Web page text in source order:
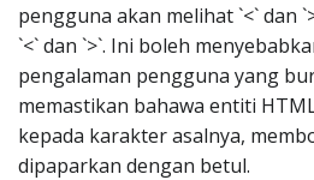
pengguna akan melihat `<` dan
`<` dan `>`. Ini boleh
pengalaman pengguna yang
memastikan bahawa entiti
kepada karakter asalnya,
dipaparkan dengan betul.